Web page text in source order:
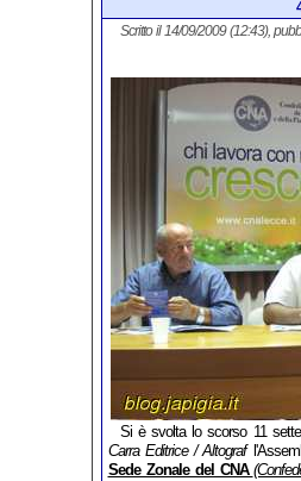
Scritto il 14/09/2009 (12:43),
Si è svolta lo scorso 11
Carra Editrice / Altograf
Sede Zonale del CNA